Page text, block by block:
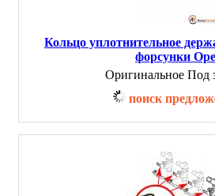
Кольцо уплотнительное
форсунки
Оригинальное Под
поиск